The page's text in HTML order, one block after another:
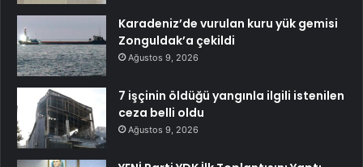
Karadeniz’de vurulan kuru yük gemisi
Zonguldak’a çekildi
Ağustos 9, 2026
7 işçinin öldüğü yangınla ilgili istenilen
ceza belli oldu
Ağustos 9, 2026